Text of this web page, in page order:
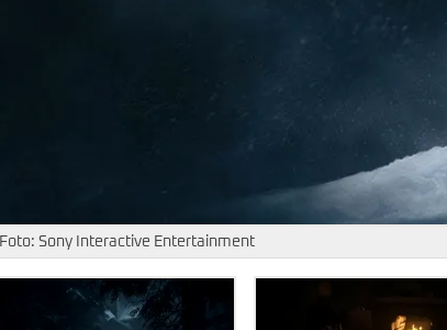
Foto: Sony Interactive Entertainment